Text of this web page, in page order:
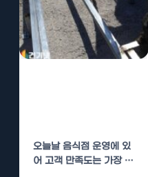
오늘날 음식점 운영에 있
어 고객 만족도는 가장 중